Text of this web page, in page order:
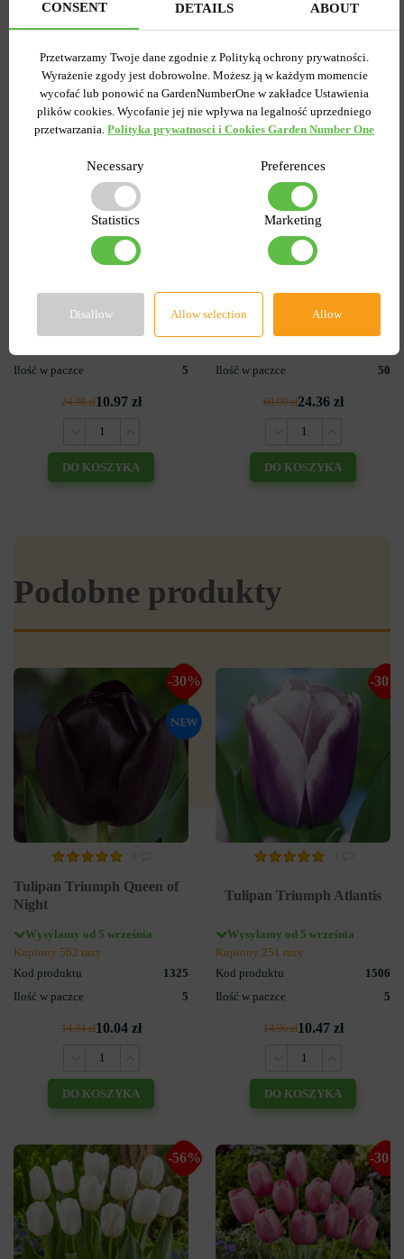
-55%
Tulipan Triumph Blue
Wysyłamy od 5 września
Ilość w paczce
5
24.38 zł10.97 zł
DO KOSZYKA
Tulipan Triumph Mix 8/10
Wysyłamy od 5 września
Ilość w paczce
50
60.90 zł24.36 zł
DO KOSZYKA
Podobne produkty
-30%
Tulipan Triumph Queen of
Night
Wysyłamy od 5 września
Kupiony 562 razy
Kod produktu
1325
Ilość w paczce
5
14.34 zł10.04 zł
DO KOSZYKA
-30%
Tulipan Triumph Atlantis
Wysyłamy od 5 września
Kupiony 251 razy
Kod produktu
1506
Ilość w paczce
5
14.96 zł10.47 zł
DO KOSZYKA
-56% -30%
CONSENT DETAILS ABOUT
Przetwarzamy Twoje dane zgodnie z Polityką ochrony prywatności.
Wyrażenie zgody jest dobrowolne. Możesz ją w każdym momencie
wycofać lub ponowić na GardenNumberOne w zakładce Ustawienia
plików cookies. Wycofanie jej nie wpływa na legalność uprzedniego
przetwarzania. Polityka prywatnosci i Cookies Garden Number One
Necessary Preferences
Statistics Marketing
Disallow Allow selection Allow